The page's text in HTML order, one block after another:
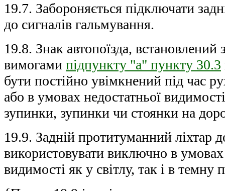
19.7. Забороняється підключати
до сигналів гальмування.
19.8. Знак автопоїзда, встановлений
вимогами підпункту "а" пункту 30.3
бути постійно увімкнений під час
або в умовах недостатньої
зупинки, зупинки чи стоянки на
19.9. Задній протитуманний ліхтар
використовувати виключно в умовах
видимості як у світлу, так і в темну